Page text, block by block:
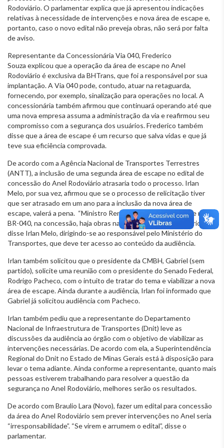
Rodoviário. O parlamentar explica que já apresentou indicações
relativas à necessidade de intervenções e nova área de escape e,
portanto, caso o novo edital não preveja obras, não será por falta
de aviso.
Representante da Concessionária Via 040, Frederico
Souza explicou que a operação da área de escape no Anel
Rodoviário é exclusiva da BHTrans, que foi a responsável por sua
implantação. A Via 040 pode, contudo, atuar na retaguarda,
fornecendo, por exemplo, sinalização para operações no local. A
concessionária também afirmou que continuará operando até que
uma nova empresa assuma a administração da via e reafirmou seu
compromisso com a segurança dos usuários. Frederico também
disse que a área de escape é um recurso que salva vidas e que já
teve sua eficiência comprovada.
De acordo com a Agência Nacional de Transportes Terrestres
(ANTT), a inclusão de uma segunda área de escape no edital de
concessão do Anel Rodoviário atrasaria todo o processo. Irlan
Melo, por sua vez, afirmou que se o processo de relicitação tiver
que ser atrasado em um ano para a inclusão da nova área de
escape, valerá a pena. “Ministro Renan Filho, precisamos que na
BR-040, na concessão, haja obras na região do Anel Rodoviário”,
disse Irlan Melo, dirigindo-se ao responsável pelo Ministério do
Transportes, que deve ter acesso ao conteúdo da audiência.
Irlan também solicitou que o presidente da CMBH, Gabriel (sem
partido), solicite uma reunião com o presidente do Senado Federal,
Rodrigo Pacheco, com o intuito de tratar do tema e viabilizar a nova
área de escape. Ainda durante a audiência, Irlan foi informado que
Gabriel já solicitou audiência com Pacheco.
Irlan também pediu que a representante do Departamento
Nacional de Infraestrutura de Transportes (Dnit) leve as
discussões da audiência ao órgão com o objetivo de viabilizar as
intervenções necessárias. De acordo com ela, a Superintendência
Regional do Dnit no Estado de Minas Gerais está à disposição para
levar o tema adiante. Ainda conforme a representante, quanto mais
pessoas estiverem trabalhando para resolver a questão da
segurança no Anel Rodoviário, melhores serão os resultados.
De acordo com Braulio Lara (Novo), fazer um edital para concessão
da área do Anel Rodoviário sem prever intervenções no Anel seria
“irresponsabilidade”. “Se virem e arrumem o edital”, disse o
parlamentar.